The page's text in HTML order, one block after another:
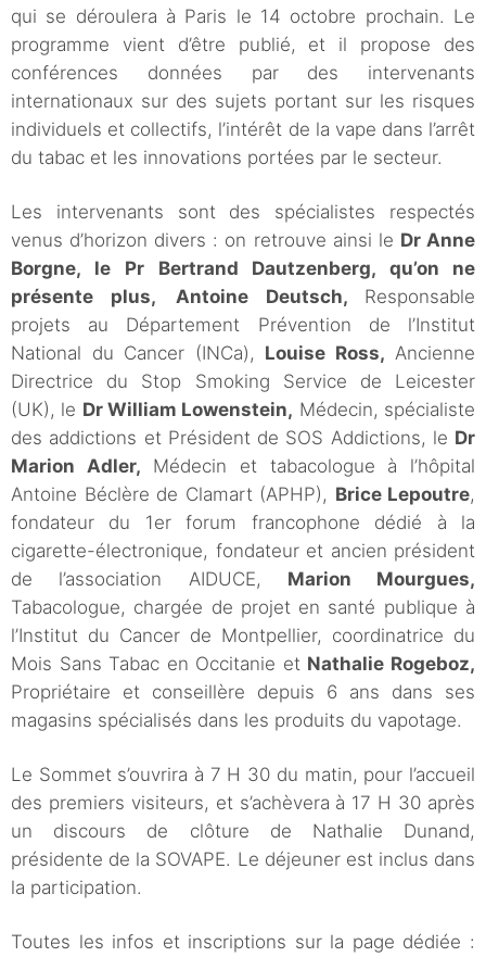
qui se déroulera à Paris le 14 octobre prochain. Le
programme vient d’être publié, et il propose des
conférences données par des intervenants
internationaux sur des sujets portant sur les risques
individuels et collectifs, l’intérêt de la vape dans l’arrêt
du tabac et les innovations portées par le secteur.
Les intervenants sont des spécialistes respectés
venus d’horizon divers : on retrouve ainsi le Dr Anne
Borgne, le Pr Bertrand Dautzenberg, qu’on ne
présente plus,
Antoine Deutsch, Responsable
projets au Département Prévention de l’Institut
National du Cancer (INCa), Louise Ross, Ancienne
Directrice du Stop Smoking Service de Leicester
(UK), le Dr William Lowenstein, Médecin, spécialiste
des addictions et Président de SOS Addictions, le Dr
Marion Adler, Médecin et tabacologue à l’hôpital
Antoine Béclère de Clamart (APHP), Brice Lepoutre,
fondateur du 1er forum francophone dédié à la
cigarette-électronique, fondateur et ancien président
de l’association AIDUCE, Marion Mourgues,
Tabacologue, chargée de projet en santé publique à
l’Institut du Cancer de Montpellier, coordinatrice du
Mois Sans Tabac en Occitanie et Nathalie Rogeboz,
Propriétaire et conseillère depuis 6 ans dans ses
magasins spécialisés dans les produits du vapotage.
Le Sommet s’ouvrira à 7 H 30 du matin, pour l’accueil
des premiers visiteurs, et s’achèvera à 17 H 30 après
un discours de clôture de Nathalie Dunand,
présidente de la SOVAPE. Le déjeuner est inclus dans
la participation.
Toutes les infos et inscriptions sur la page dédiée :